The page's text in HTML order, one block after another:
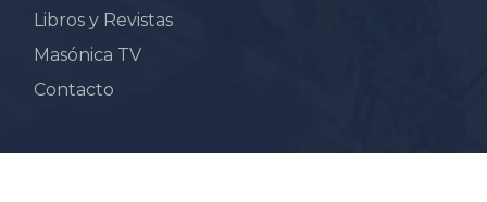
Libros y Revistas
Masónica TV
Contacto